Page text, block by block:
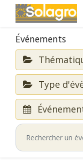
Événements
Type